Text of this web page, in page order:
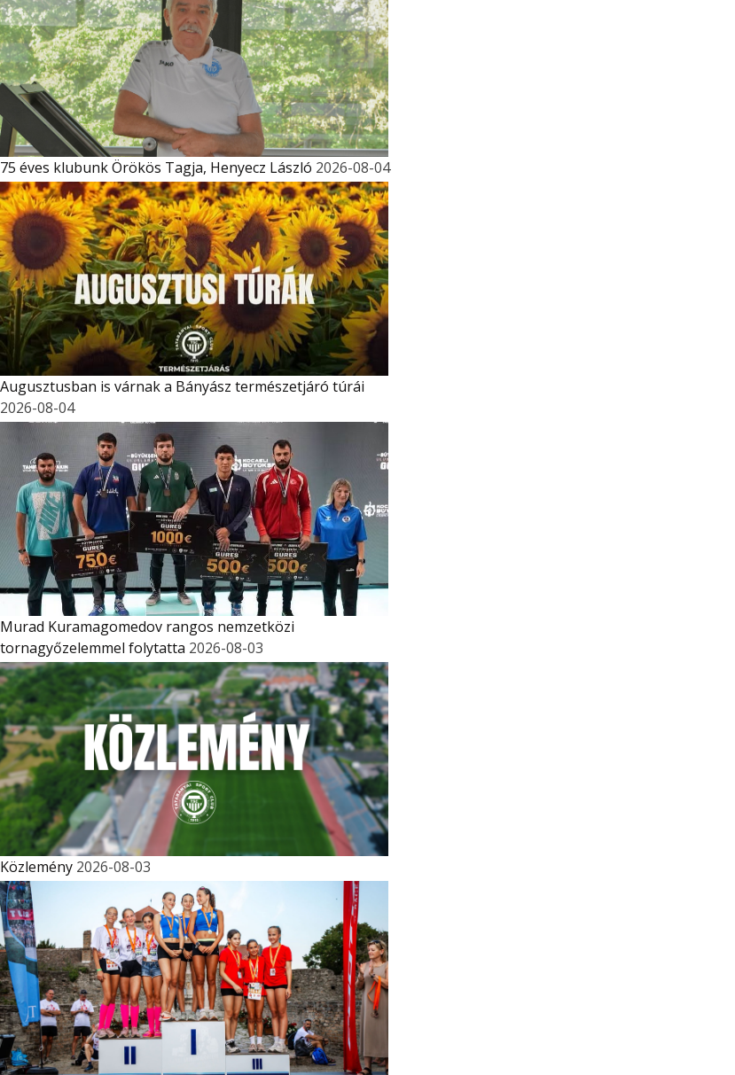
75 éves klubunk Örökös Tagja, Henyecz László 2026-08-04
Augusztusban is várnak a Bányász természetjáró túrái
2026-08-04
Murad Kuramagomedov rangos nemzetközi
tornagyőzelemmel folytatta 2026-08-03
Közlemény 2026-08-03